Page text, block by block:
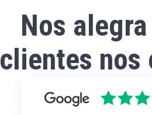
Nos
clientes nos